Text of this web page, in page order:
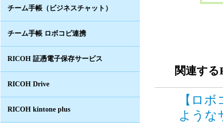
チーム手帳（ビジネスチャット）
チーム手帳 ロボコピ連携
RICOH 証憑電子保存サービス
RICOH Drive
RICOH kintone plus
関連する
【ロ
よう